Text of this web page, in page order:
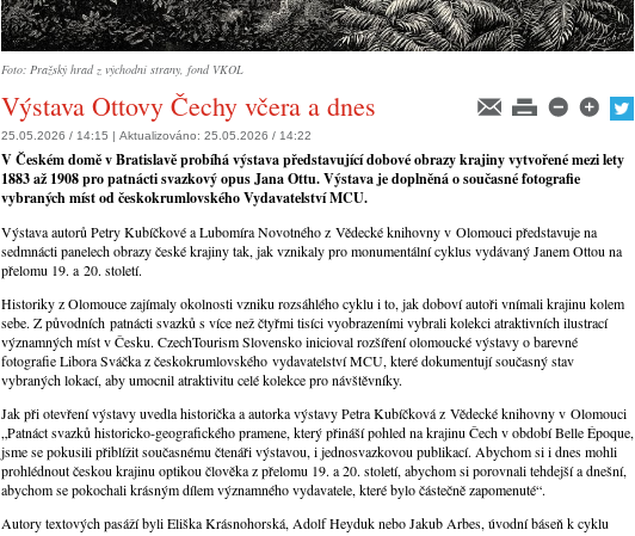
Foto: Pražský hrad z východní strany, fond VKOL
Výstava Ottovy Čechy včera a dnes
25.05.2026 / 14:15 | Aktualizováno: 25.05.2026 / 14:22
V Českém domě v Bratislavě probíhá výstava představující dobové obrazy krajiny vytvořené mezi lety
1883 až 1908 pro patnácti svazkový opus Jana Ottu. Výstava je doplněná o současné fotografie
vybraných míst od českokrumlovského Vydavatelství MCU.
Výstava autorů Petry Kubíčkové a Lubomíra Novotného z Vědecké knihovny v Olomouci představuje na
sedmnácti panelech obrazy české krajiny tak, jak vznikaly pro monumentální cyklus vydávaný Janem Ottou na
přelomu 19. a 20. století.
Historiky z Olomouce zajímaly okolnosti vzniku rozsáhlého cyklu i to, jak doboví autoři vnímali krajinu kolem
sebe. Z původních patnácti svazků s více než čtyřmi tisíci vyobrazeními vybrali kolekci atraktivních ilustrací
významných míst v Česku. CzechTourism Slovensko inicioval rozšíření olomoucké výstavy o barevné
fotografie Libora Sváčka z českokrumlovského vydavatelství MCU, které dokumentují současný stav
vybraných lokací, aby umocnil atraktivitu celé kolekce pro návštěvníky.
Jak při otevření výstavy uvedla historička a autorka výstavy Petra Kubíčková z Vědecké knihovny v Olomouci
„Patnáct svazků historicko-geografického pramene, který přináší pohled na krajinu Čech v období Belle Époque,
jsme se pokusili přiblížit současnému čtenáři výstavou, i jednosvazkovou publikací. Abychom si i dnes mohli
prohlédnout českou krajinu optikou člověka z přelomu 19. a 20. století, abychom si porovnali tehdejší a dnešní,
abychom se pokochali krásným dílem významného vydavatele, které bylo částečně zapomenuté“.
Autory textových pasáží byli Eliška Krásnohorská, Adolf Heyduk nebo Jakub Arbes, úvodní báseň k cyklu